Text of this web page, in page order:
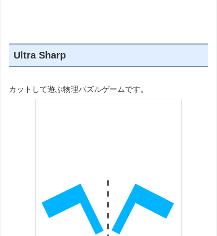
Ultra Sharp
カットして遊ぶ物理パズルゲームです。